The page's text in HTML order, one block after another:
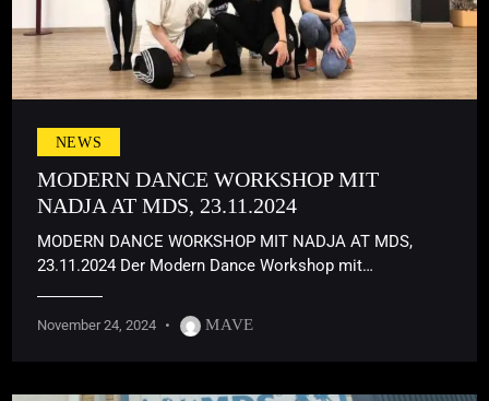
NEWS
MODERN DANCE WORKSHOP MIT
NADJA AT MDS, 23.11.2024
MODERN DANCE WORKSHOP MIT NADJA AT MDS,
23.11.2024 Der Modern Dance Workshop mit…
November 24, 2024 MAVE